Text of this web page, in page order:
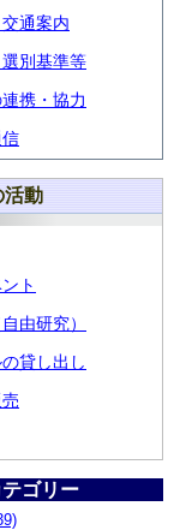
通案内
別基準等
携・協力
活動
ト
由研究）
貸し出し
テゴリー